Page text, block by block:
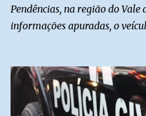
Pendências, na região do Vale
informações apuradas, o
anunciaram o assalto no
residência, no Centro da
testemunhas, os suspeitos